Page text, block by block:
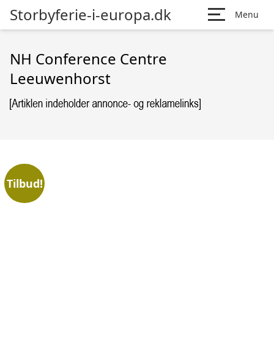
Storbyferie-i-europa.dk Menu
NH Conference Centre
Leeuwenhorst
Tilbud!